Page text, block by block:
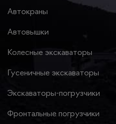
Автокраны
Автовышки
Колесные экскаваторы
Гусеничные экскаваторы
Экскаваторы-погрузчики
Фронтальные погрузчики